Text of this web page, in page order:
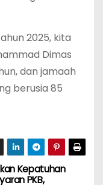
2025, kita
Dimas
dan jamaah
berusia 85
Kepatuhan
PKB,